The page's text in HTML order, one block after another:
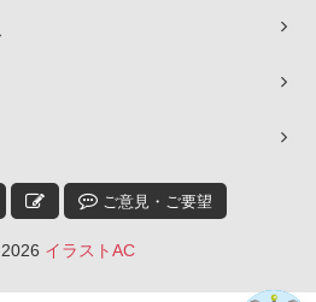
ご意見・ご要望
イラストAC